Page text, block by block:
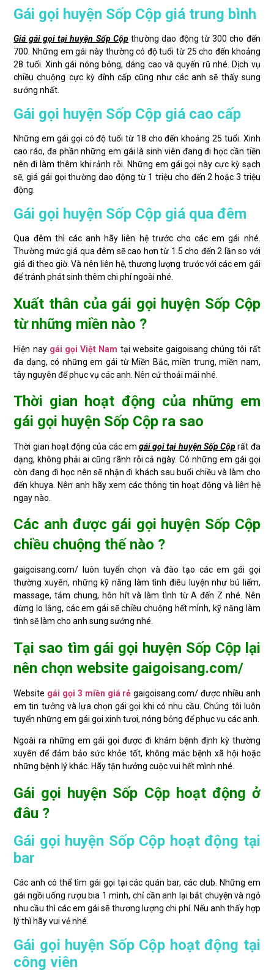
Gái gọi huyện Sốp Cộp giá trung bình
Giá gái gọi tại huyện Sốp Cộpthường dao động từ 300 cho đến
700. Những em gái này thường có độ tuổi từ 25 cho đến khoảng
28 tuổi. Xinh gái nóng bỏng, dáng cao và quyến rũ nhé. Dịch vụ
chiều chuộng cực kỳ đỉnh cấp cũng như các anh sẽ thấy sung
sướng nhất.
Gái gọi huyện Sốp Cộp giá cao cấp
Những em gái gọi có độ tuổi từ 18 cho đến khoảng 25 tuổi. Xinh
cao ráo, đa phần những em gái là sinh viên đang đi học cần tiền
nên đi làm thêm khi rảnh rỗi. Những em gái gọi này cực kỳ sạch
sẽ, giá gái gọi thường dao động từ 1 triệu cho đến 2 hoặc 3 triệu
động.
Gái gọi huyện Sốp Cộp giá qua đêm
Qua đêm thì các anh hãy liên hệ trước cho các em gái nhé.
Thường mức giá qua đêm sẽ cao hơn từ 1.5 cho đến 2 lần so với
giá đi theo giờ. Và nên liên hệ, thương lượng trước với các em gái
để tránh phát sinh thêm chi phí ngoài nhé.
Xuất thân của gái gọi huyện Sốp Cộp
từ những miền nào ?
Hiện nay gái gọi Việt Nam tại website gaigoisang chúng tôi rất
đa dạng, có những em gái từ Miền Bắc, miền trung, miền nam,
tây nguyên để phục vụ các anh. Nên cứ thoải mái nhé.
Thời gian hoạt động của những em
gái gọi huyện Sốp Cộp ra sao
Thời gian hoạt động của các em gái gọi tại huyện Sốp Cộprất đa
dạng, không phải ai cũng rãnh rỗi cả ngày. Có những em gái gọi
còn đang đi học nên sẽ nhận đi khách sau buổi chiều và làm cho
đến khuya. Nên anh hãy xem các thông tin hoạt động và liên hệ
ngay nào.
Các anh được gái gọi huyện Sốp Cộp
chiều chuộng thế nào ?
gaigoisang.com/ luôn tuyển chọn và đào tạo các em gái gọi
thường xuyên, những kỹ năng làm tình điêu luyện như bú liếm,
massage, tắm chung, hôn hít và làm tình từ A đến Z nhé. Nên
đừng lo lắng, các em gái sẽ chiều chuộng hết mình, kỹ năng làm
tình sẽ làm cho anh sung sướng nhé.
Tại sao tìm gái gọi huyện Sốp Cộp lại
nên chọn website gaigoisang.com/
Website gái gọi 3 miền giá rẻ gaigoisang.com/ được nhiều anh
em tin tưởng và lựa chọn gái gọi khi có nhu cầu. Chúng tôi luôn
tuyển những em gái gọi xinh tươi, nóng bỏng để phục vụ các anh.
Ngoài ra những em gái gọi được đi khám bệnh định kỳ thường
xuyên để đảm bảo sức khỏe tốt, không mắc bệnh xã hội hoặc
những bệnh lý khác. Hãy tận hưởng cuộc vui hết mình nhé.
Gái gọi huyện Sốp Cộp hoạt động ở
đâu ?
Gái gọi huyện Sốp Cộp hoạt động tại
bar
Các anh có thể tìm gái gọi tại các quán bar, các club. Những em
gái ngồi uống rượu bia 1 mình, chỉ cần anh lại bắt chuyện và ngỏ
nhu cầu thì các em gái sẽ thương lượng chi phí. Nếu anh thấy hợp
lý thì hãy vui vẻ nhé.
Gái gọi huyện Sốp Cộp hoạt động tại
công viên